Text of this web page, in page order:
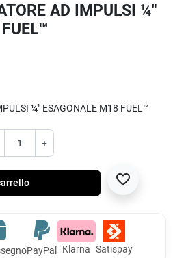
AD IMPULSI ¼″
¼″ ESAGONALE M18 FUEL™
+
favorite_border
PayPal Klarna Satispay